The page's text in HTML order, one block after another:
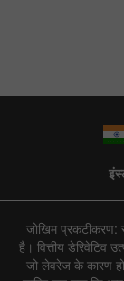
जोखिम प्रकटीकरण:
है। वित्तीय डेरिवेटिव
जो लेवरेज के कारण